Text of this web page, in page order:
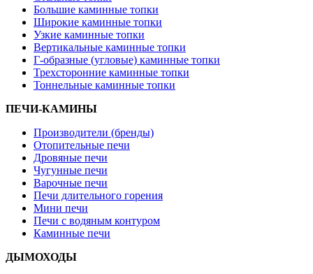
Большие каминные топки
Широкие каминные топки
Узкие каминные топки
Вертикальные каминные топки
Г-образные (угловые) каминные топки
Трехсторонние каминные топки
Тоннельные каминные топки
ПЕЧИ-КАМИНЫ
Производители (бренды)
Отопительные печи
Дровяные печи
Чугунные печи
Варочные печи
Печи длительного горения
Мини печи
Печи с водяным контуром
Каминные печи
ДЫМОХОДЫ